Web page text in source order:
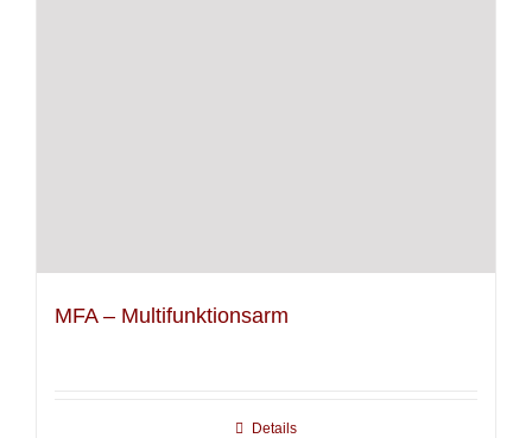
MFA – Multifunktionsarm
Details